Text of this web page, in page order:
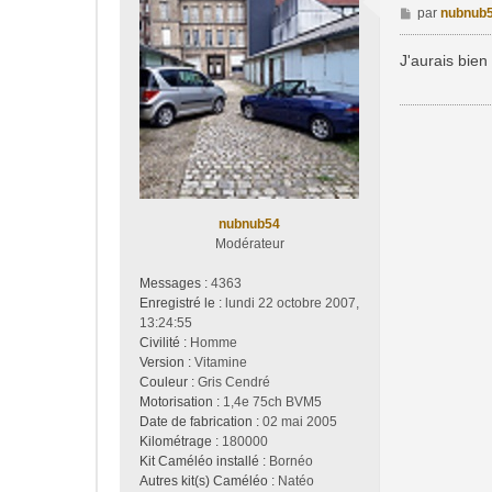
nubnub54
Modérateur
Messages : 4363
Enregistré le : lundi 22 octobre 2007,
13:24:55
Civilité : Homme
Version : Vitamine
Couleur : Gris Cendré
Motorisation : 1,4e 75ch BVM5
Date de fabrication : 02 mai 2005
Kilométrage : 180000
Kit Caméléo installé : Bornéo
Autres kit(s) Caméléo : Natéo
M
e
par
J'aurais